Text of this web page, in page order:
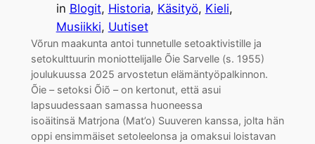
in Blogit, Historia, Käsityö, Kieli
Musiikki, Uutiset
Võrun maakunta antoi tunnetulle setoaktivistille ja
setokulttuurin moniottelijalle Õie Sarvelle (s. 1955)
joulukuussa 2025 arvostetun elämäntyöpalkinnon.
Õie – setoksi Õiõ – on kertonut, että asui
lapsuudessaan samassa huoneessa
isoäitinsä Matrjona (Mat’o) Suuveren kanssa, jolta hän
oppi ensimmäiset setoleelonsa ja omaksui loistavan